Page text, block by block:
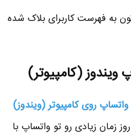
به فهرست کاربرای بلاک شده
(کامپیوتر)
روی کامپیوتر (ویندوز)
زمان زیادی رو تو واتساپ با